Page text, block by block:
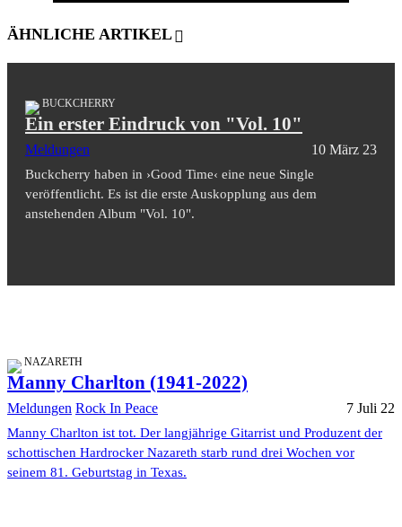
ÄHNLICHE ARTIKEL
BUCKCHERRY
Ein erster Eindruck von "Vol. 10"
Meldungen 10 März 23
Buckcherry haben in ›Good Time‹ eine neue Single
veröffentlicht. Es ist die erste Auskopplung aus dem
anstehenden Album "Vol. 10".
NAZARETH
Manny Charlton (1941-2022)
Meldungen Rock In Peace 7 Juli 22
Manny Charlton ist tot. Der langjährige Gitarrist und Produzent der
schottischen Hardrocker Nazareth starb rund drei Wochen vor
seinem 81. Geburtstag in Texas.